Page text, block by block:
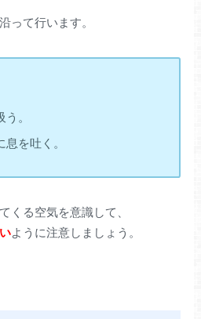
って行います。
。
を吐く。
くる空気を意識して、
ように注意しましょう。